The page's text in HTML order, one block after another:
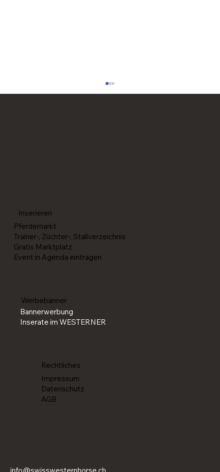
Championships in Givrins (SUI) selektioniert
info@swisswesternhorse.ch
Rechtliches
Impressum
Datenschutz
AGB
Inserieren
Pferdemarkt
Trainer-, Züchter-, Stallverzeichnis
Gratis Marktplatz
Event in Agenda eintragen
Werbebanner
Bannerwerbung
Inserate im WESTERNER